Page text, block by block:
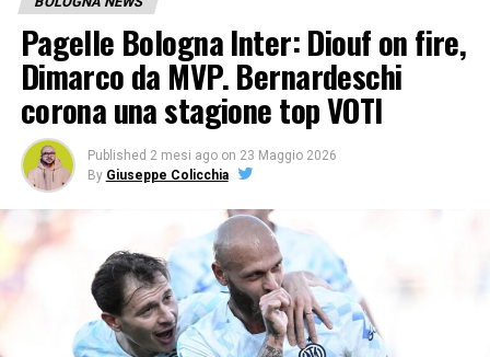
Pagelle Bologna Inter: Diouf on fire,
Dimarco da MVP. Bernardeschi
corona una stagione top VOTI
Published 2 mesi ago on 23 Maggio 2026
By Giuseppe Colicchia